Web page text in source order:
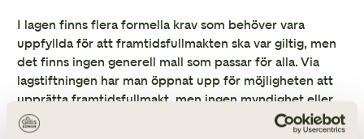
I lagen finns flera formella krav som behöver vara
uppfyllda för att framtidsfullmakten ska var giltig, men
det finns ingen generell mall som passar för alla. Via
lagstiftningen har man öppnat upp för möjligheten att
upprätta framtidsfullmakt, men ingen myndighet eller
samhällsfunktion har ansvar för att hjälpa människor